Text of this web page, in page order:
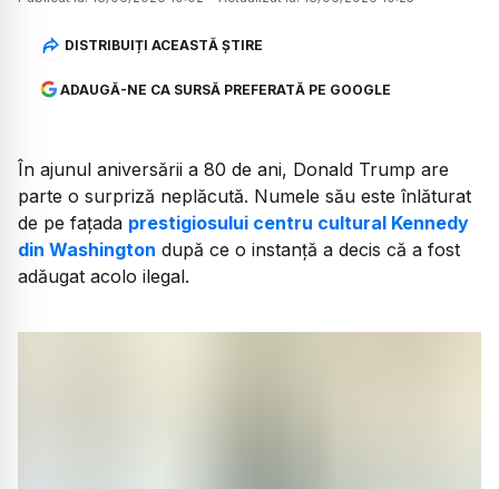
DISTRIBUIȚI ACEASTĂ ȘTIRE
ADAUGĂ-NE CA SURSĂ PREFERATĂ PE GOOGLE
În ajunul aniversării a 80 de ani, Donald Trump are
parte o surpriză neplăcută. Numele său este înlăturat
de pe fațada prestigiosului centru cultural Kennedy
din Washington după ce o instanță a decis că a fost
adăugat acolo ilegal.